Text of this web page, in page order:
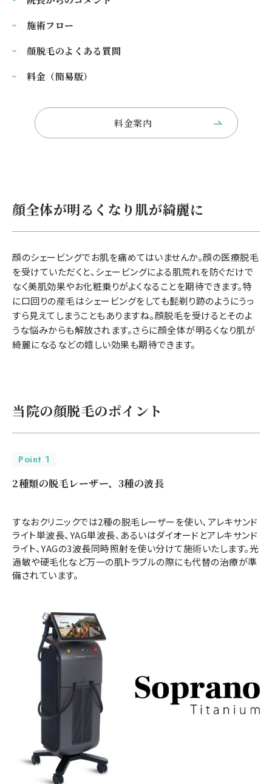
施術フロー
顔脱毛のよくある質問
料金（簡易版）
料金案内
顔全体が明るくなり肌が綺麗に
顔のシェービングでお肌を痛めてはいませんか。顔の医療脱毛
を受けていただくと、シェービングによる肌荒れを防ぐだけで
なく美肌効果やお化粧乗りがよくなることを期待できます。特
に口回りの産毛はシェービングをしても髭剃り跡のようにうっ
すら見えてしまうこともありますね。顔脱毛を受けるとそのよ
うな悩みからも解放されます。さらに顔全体が明るくなり肌が
綺麗になるなどの嬉しい効果も期待できます。
当院の顔脱毛のポイント
Point 1
2種類の脱毛レーザー、3種の波長
すなおクリニックでは2種の脱毛レーザーを使い、アレキサンド
ライト単波長、YAG単波長、あるいはダイオードとアレキサンド
ライト、YAGの3波長同時照射を使い分けて施術いたします。光
過敏や硬毛化など万一の肌トラブルの際にも代替の治療が準
備されています。